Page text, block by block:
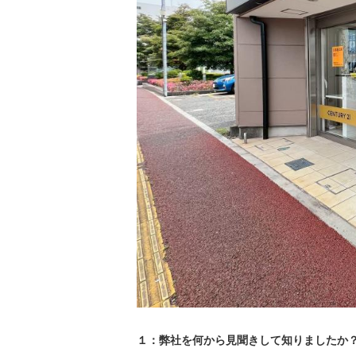
１：弊社を何から見聞きして知りましたか